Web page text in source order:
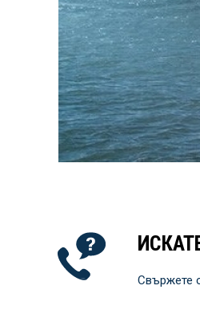
Свържете